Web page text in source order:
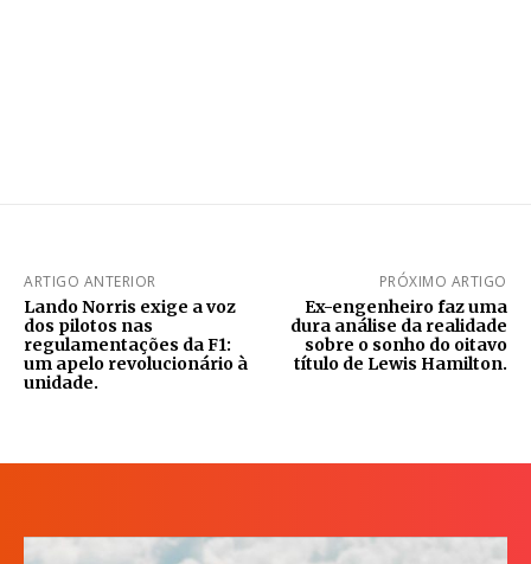
ARTIGO ANTERIOR
Lando Norris exige a voz
dos pilotos nas
regulamentações da F1:
um apelo revolucionário à
unidade.
PRÓXIMO ARTIGO
Ex-engenheiro faz uma
dura análise da realidade
sobre o sonho do oitavo
título de Lewis Hamilton.